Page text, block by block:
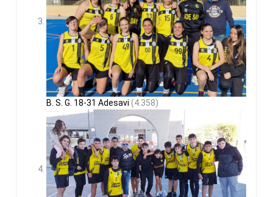
B. S. G. 18-31 Adesavi (4.358)